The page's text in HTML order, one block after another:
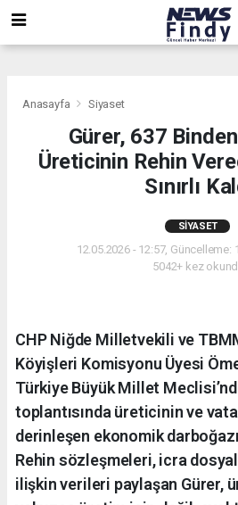
Anasayfa Siyaset
Gürer, 637
Üreticinin Rehin
Sınırlı
SIYASET
12.05.2026 - 12:57, Güncelleme:
5042+ kez
CHP Niğde Milletvekili ve
Köyişleri Komisyonu Üyesi
Türkiye Büyük Millet
toplantısında üreticinin ve
derinleşen ekonomik
Rehin sözleşmeleri, icra
ilişkin verileri paylaşan Gürer,